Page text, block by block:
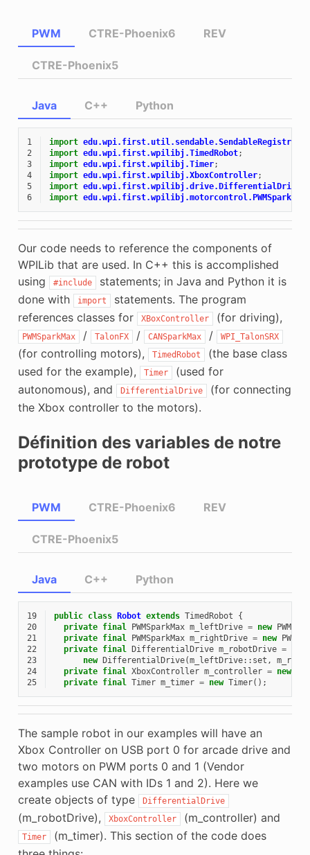
PWM
Java
1 import edu.wpi.first.util.sendable.SendableRegistry
2
import edu.wpi.first.wpilibj.TimedRobot;
3
import edu.wpi.first.wpilibj.Timer;
4
import edu.wpi.first.wpilibj.XboxController;
5
import edu.wpi.first.wpilibj.drive.DifferentialDrive
6
import edu.wpi.first.wpilibj.motorcontrol.PWMSparkMax
C++ Python
CTRE-Phoenix6 REV
CTRE-Phoenix5
Our code needs to reference the components of
WPILib that are used. In C++ this is accomplished
using
#include
statements; in Java and Python it is
done with
import
statements. The program
references classes for
XBoxController (for driving),
PWMSparkMax / TalonFX / CANSparkMax / WPI_TalonSRX
(for controlling motors), TimedRobot
(the base class
used for the example),
Timer
(used for
autonomous), and
DifferentialDrive
(for connecting
the Xbox controller to the motors).
Définition des variables de notre
prototype de robot
PWM
Java
19 public class Robot extends TimedRobot
{
20
private final PWMSparkMax m_leftDrive = new
21
private final PWMSparkMax m_rightDrive = new
22
private final DifferentialDrive m_robotDrive =
23
new DifferentialDrive(m_leftDrive:: set ,
24
private final XboxController m_controller = new
25
private final Timer m_timer = new Timer();
C++ Python
CTRE-Phoenix6 REV
CTRE-Phoenix5
The sample robot in our examples will have an
Xbox Controller on USB port 0 for arcade drive and
two motors on PWM ports 0 and 1 (Vendor
examples use CAN with IDs 1 and 2). Here we
create objects of type
DifferentialDrive
(m_robotDrive), XboxController (m_controller) and
Timer
(m_timer). This section of the code does